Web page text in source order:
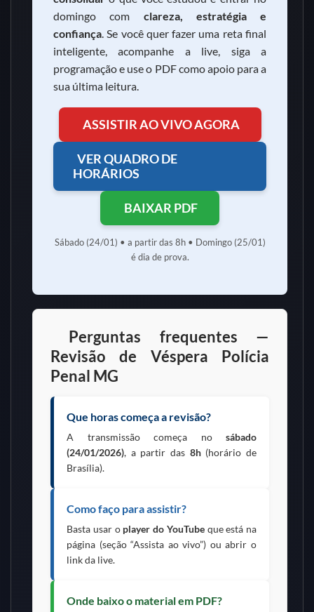
domingo com clareza, estratégia e
confiança . Se você quer fazer uma reta final
inteligente, acompanhe a live, siga a
programação e use o PDF como apoio para a
sua última leitura.
ASSISTIR AO VIVO AGORA
VER QUADRO DE
HORÁRIOS
BAIXAR PDF
Sábado (24/01) • a partir das 8h • Domingo (25/01)
é dia de prova.
Perguntas frequentes —
Revisão de Véspera Polícia
Penal MG
Que horas começa a revisão?
A transmissão começa no sábado
(24/01/2026), a partir das 8h(horário de
Brasília).
Como faço para assistir?
Basta usar o player do YouTubeque está na
página (seção “Assista ao vivo”) ou abrir o
link da live.
Onde baixo o material em PDF?